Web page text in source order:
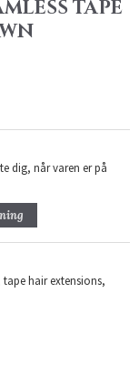
TAPE
dig, når varen er på
hair extensions,